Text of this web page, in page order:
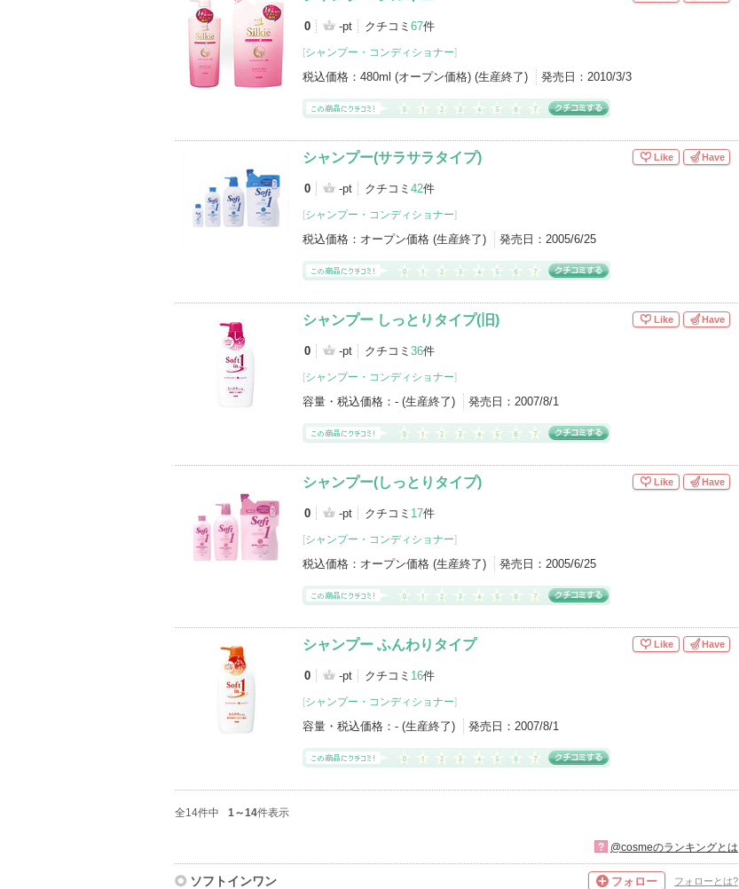
0 -pt クチコミ 67件
[シャンプー・コンディショナー]
税込価格： 480ml (オープン価格) (生産終了) 発売日： 2010/3/3
シャンプー(サラサラタイプ)
0 -pt クチコミ 42件
[シャンプー・コンディショナー]
税込価格： オープン価格 (生産終了) 発売日： 2005/6/25
Like Have
シャンプー しっとりタイプ(旧)
0 -pt クチコミ 36件
[シャンプー・コンディショナー]
容量・税込価格： - (生産終了) 発売日： 2007/8/1
Like Have
シャンプー(しっとりタイプ)
0 -pt クチコミ 17件
[シャンプー・コンディショナー]
税込価格： オープン価格 (生産終了) 発売日： 2005/6/25
Like Have
シャンプー ふんわりタイプ
0 -pt クチコミ 16件
[シャンプー・コンディショナー]
容量・税込価格： - (生産終了) 発売日： 2007/8/1
Like Have
全14件中 1～14件表示
? @cosmeのランキングとは
ソフトインワン フォロー フォローとは?